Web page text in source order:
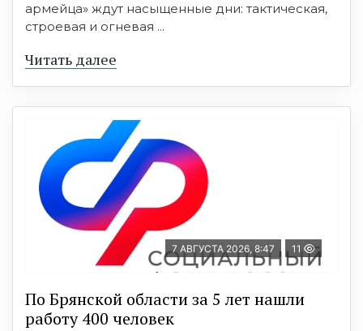
армейца» ждут насыщенные дни: тактическая,
строевая и огневая ...
Читать далее
7 АВГУСТА 2026, 8:47 11
По Брянской области за 5 лет нашли
работу 400 человек